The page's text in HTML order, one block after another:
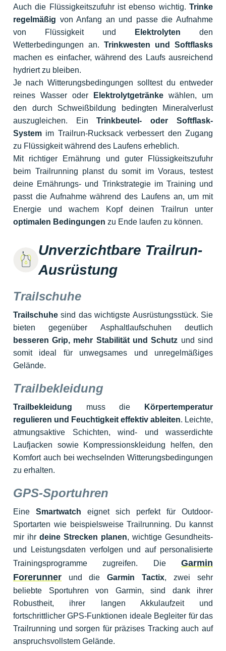
Auch die Flüssigkeitszufuhr ist ebenso wichtig. Trinke
regelmäßig von Anfang an und passe die Aufnahme
von Flüssigkeit und
Elektrolyten den
Wetterbedingungen an. Trinkwesten und Softflasks
machen es einfacher, während des Laufs ausreichend
hydriert zu bleiben.
Je nach Witterungsbedingungen solltest du entweder
reines Wasser oder
Elektrolytgetränke wählen, um
den durch Schweißbildung bedingten Mineralverlust
auszugleichen. Ein Trinkbeutel- oder Softflask-
System im Trailrun-Rucksack verbessert den Zugang
zu Flüssigkeit während des Laufens erheblich.
Mit richtiger Ernährung und guter Flüssigkeitszufuhr
beim Trailrunning planst du somit im Voraus, testest
deine Ernährungs- und Trinkstrategie im Training und
passt die Aufnahme während des Laufens an, um mit
Energie und wachem Kopf deinen Trailrun unter
optimalen Bedingungen zu Ende laufen zu können.
Unverzichtbare Trailrun-
Ausrüstung
Trailschuhe
Trailschuhe sind das wichtigste Ausrüstungsstück. Sie
bieten gegenüber Asphaltlaufschuhen deutlich
besseren Grip, mehr Stabilität und Schutz und sind
somit ideal für unwegsames und unregelmäßiges
Gelände.
Trailbekleidung
Trailbekleidung muss die
Körpertemperatur
regulieren und Feuchtigkeit effektiv ableiten. Leichte,
atmungsaktive Schichten, wind- und wasserdichte
Laufjacken sowie Kompressionskleidung helfen, den
Komfort auch bei wechselnden Witterungsbedingungen
zu erhalten.
GPS-Sportuhren
Eine Smartwatch eignet sich perfekt für Outdoor-
Sportarten wie beispielsweise Trailrunning. Du kannst
mir ihr deine Strecken planen, wichtige Gesundheits-
und Leistungsdaten verfolgen und auf personalisierte
Trainingsprogramme zugreifen. Die Garmin
Forerunner und die Garmin Tactix, zwei sehr
beliebte Sportuhren von Garmin, sind dank ihrer
Robustheit, ihrer langen Akkulaufzeit und
fortschrittlicher GPS-Funktionen ideale Begleiter für das
Trailrunning und sorgen für präzises Tracking auch auf
anspruchsvollstem Gelände.